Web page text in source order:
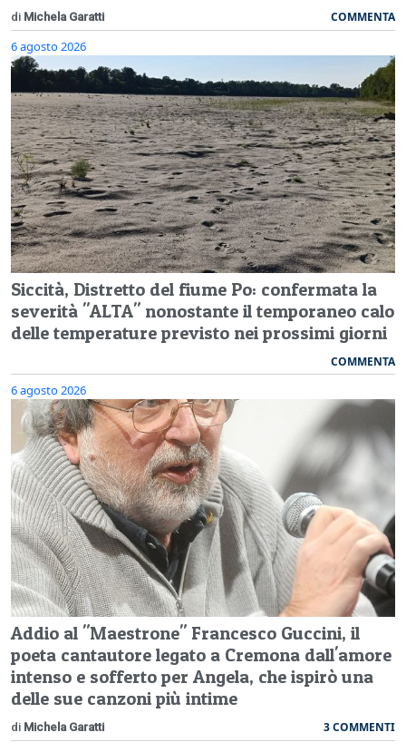
di Michela Garatti COMMENTA
6 agosto 2026
Siccità, Distretto del fiume Po: confermata la
severità "ALTA" nonostante il temporaneo calo
delle temperature previsto nei prossimi giorni
COMMENTA
6 agosto 2026
Addio al "Maestrone" Francesco Guccini, il
poeta cantautore legato a Cremona dall'amore
intenso e sofferto per Angela, che ispirò una
delle sue canzoni più intime
di Michela Garatti 3 COMMENTI